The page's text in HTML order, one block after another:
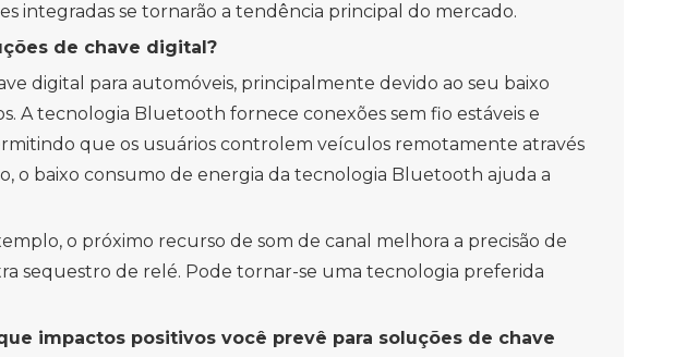
integradas se tornarão a tendência principal do mercado.
de chave digital?
digital para automóveis, principalmente devido ao seu baixo
A tecnologia Bluetooth fornece conexões sem fio estáveis ​​e
que os usuários controlem veículos remotamente através
o baixo consumo de energia da tecnologia Bluetooth ajuda a
o próximo recurso de som de canal melhora a precisão de
sequestro de relé. Pode tornar-se uma tecnologia preferida
impactos positivos você prevê para soluções de chave